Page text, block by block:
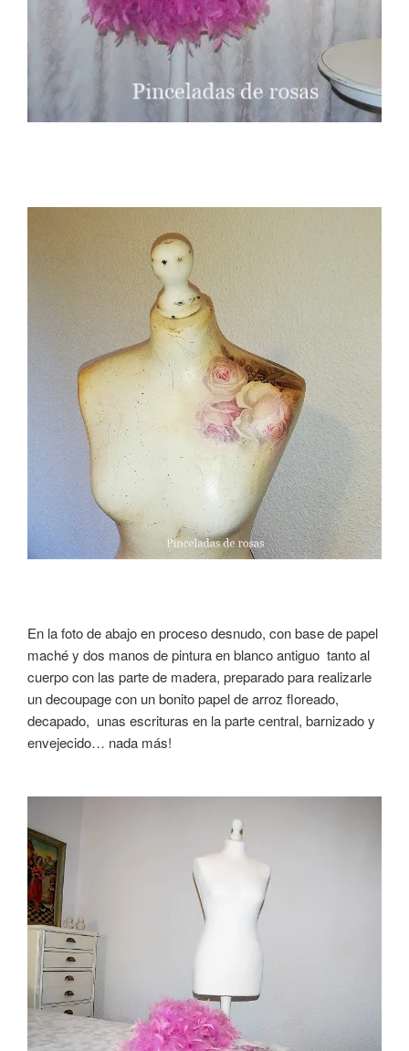
En la foto de abajo en proceso desnudo, con base de papel
maché y dos manos de pintura en blanco antiguo tanto al
cuerpo con las parte de madera, preparado para realizarle
un decoupage con un bonito papel de arroz floreado,
decapado, unas escrituras en la parte central, barnizado y
envejecido… nada más!